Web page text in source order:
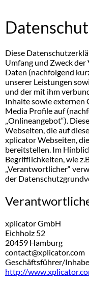
Diese
Umfang und Zweck
Daten (nachfolgend
unserer Leistungen
und der mit ihm
Inhalte sowie externen
Media Profile auf
„Onlineangebot“).
Webseiten, die auf
xplicator Webseiten,
bereitstellen. Im
Begrifflichkeiten, wie
„Verantwortlicher“
der
xplicator GmbH
Eichholz 52
20459 Hamburg
contact@xplicator.com
Geschäftsführer/
http://